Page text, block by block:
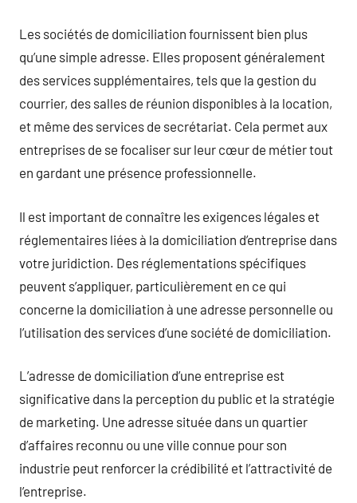
Les sociétés de domiciliation fournissent bien plus
qu’une simple adresse. Elles proposent généralement
des services supplémentaires, tels que la gestion du
courrier, des salles de réunion disponibles à la location,
et même des services de secrétariat. Cela permet aux
entreprises de se focaliser sur leur cœur de métier tout
en gardant une présence professionnelle.
Il est important de connaître les exigences légales et
réglementaires liées à la domiciliation d’entreprise dans
votre juridiction. Des réglementations spécifiques
peuvent s’appliquer, particulièrement en ce qui
concerne la domiciliation à une adresse personnelle ou
l’utilisation des services d’une société de domiciliation.
L’adresse de domiciliation d’une entreprise est
significative dans la perception du public et la stratégie
de marketing. Une adresse située dans un quartier
d’affaires reconnu ou une ville connue pour son
industrie peut renforcer la crédibilité et l’attractivité de
l’entreprise.